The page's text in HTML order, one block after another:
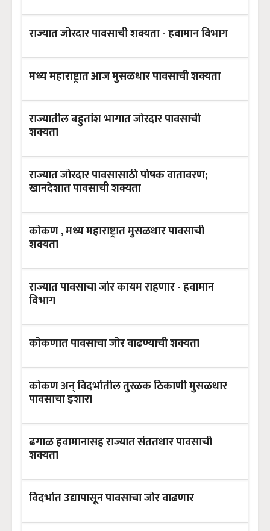
राज्यात जोरदार पावसाची शक्यता - हवामान विभाग
मध्य महाराष्ट्रात आज मुसळधार पावसाची शक्यता
राज्यातील बहुतांश भागात जोरदार पावसाची
शक्यता
राज्यात जोरदार पावसासाठी पोषक वातावरण;
खानदेशात पावसाची शक्यता
कोकण , मध्य महाराष्ट्रात मुसळधार पावसाची
शक्यता
राज्यात पावसाचा जोर कायम राहणार - हवामान
विभाग
कोकणात पावसाचा जोर वाढण्याची शक्यता
कोकण अन् विदर्भातील तुरळक ठिकाणी मुसळधार
पावसाचा इशारा
ढगाळ हवामानासह राज्यात संततधार पावसाची
शक्यता
विदर्भात उद्यापासून पावसाचा जोर वाढणार